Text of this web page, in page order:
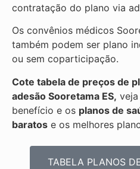
contratação do plano via
Os convênios médicos
também podem ser plano
ou sem coparticipação.
Cote tabela de preços de
adesão Sooretama ES,
benefício e os planos de
baratos e os melhores
TABELA PLANOS